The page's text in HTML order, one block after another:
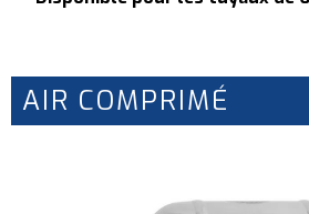
AIR COMPRIMÉ